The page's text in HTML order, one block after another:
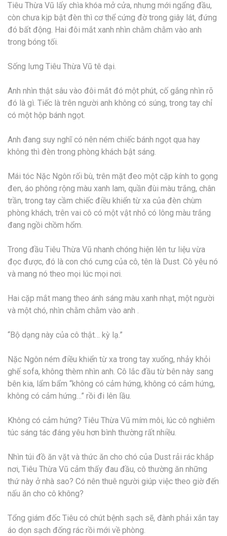
Tiêu Thừa Vũ lấy chìa khóa mở cửa, nhưng mới ngẩng đầu,
còn chưa kịp bật đèn thì cơ thể cứng đờ trong giây lát, đứng
đó bất động. Hai đôi mắt xanh nhìn chằm chằm vào anh
trong bóng tối.
Sống lưng Tiêu Thừa Vũ tê dại.
Anh nhìn thật sâu vào đôi mắt đó một phút, cố gắng nhìn rõ
đó là gì. Tiếc là trên người anh không có súng, trong tay chỉ
có một hộp bánh ngọt.
Anh đang suy nghĩ có nên ném chiếc bánh ngọt qua hay
không thì đèn trong phòng khách bật sáng.
Mái tóc Nặc Ngôn rối bù, trên mặt đeo một cặp kính to gọng
đen, áo phông rộng màu xanh lam, quần đùi màu trắng, chân
trần, trong tay cầm chiếc điều khiển từ xa của đèn chùm
phòng khách, trên vai cô có một vật nhỏ có lông màu trắng
đang ngồi chồm hổm.
Trong đầu Tiêu Thừa Vũ nhanh chóng hiện lên tư liệu vừa
đọc được, đó là con chó cưng của cô, tên là Dust. Cô yêu nó
và mang nó theo mọi lúc mọi nơi.
Hai cặp mắt mang theo ánh sáng màu xanh nhạt, một người
và một chó, nhìn chằm chằm vào anh .
“Bộ dạng này của cô thật… kỳ lạ.”
Nặc Ngôn ném điều khiển từ xa trong tay xuống, nhảy khỏi
ghế sofa, không thèm nhìn anh. Cô lắc đầu từ bên này sang
bên kia, lẩm bẩm “không có cảm hứng, không có cảm hứng,
không có cảm hứng…” rồi đi lên lầu.
Không có cảm hứng? Tiêu Thừa Vũ mím môi, lúc cô nghiêm
túc sáng tác đáng yêu hơn bình thường rất nhiều.
Nhìn túi đồ ăn vặt và thức ăn cho chó của Dust rải rác khắp
nơi, Tiêu Thừa Vũ cảm thấy đau đầu, cô thường ăn những
thứ này ở nhà sao? Có nên thuê người giúp việc theo giờ đến
nấu ăn cho cô không?
Tổng giám đốc Tiêu có chút bệnh sạch sẽ, đành phải xắn tay
áo dọn sạch đống rác rồi mới về phòng.